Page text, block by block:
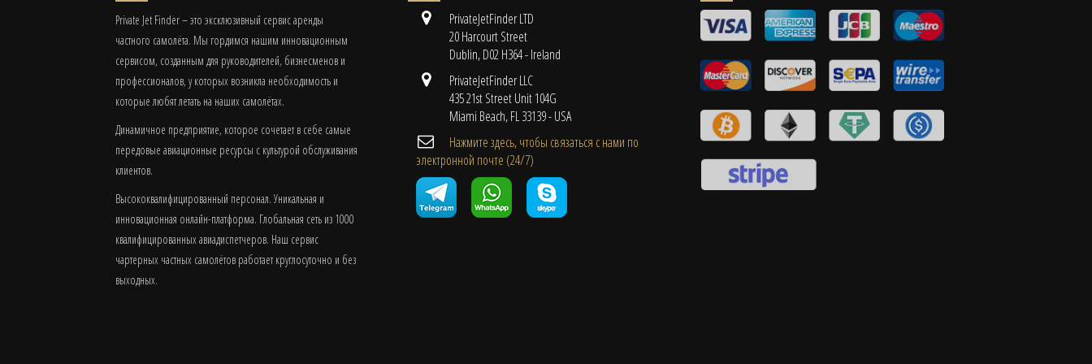
Private Jet Finder – это эксклюзивный сервис аренды
частного самолёта. Мы гордимся нашим инновационным
сервисом, созданным для руководителей, бизнесменов и
профессионалов, у которых возникла необходимость и
которые любят летать на наших самолётах.
Динамичное предприятие, которое сочетает в себе самые
передовые авиационные ресурсы с культурой обслуживания
клиентов.
Высококвалифицированный персонал. Уникальная и
инновационная онлайн-платформа. Глобальная сеть из 1000
квалифицированных авиадиспетчеров. Наш сервис
чартерных частных самолётов работает круглосуточно и без
выходных.
PrivateJetFinder LTD
20 Harcourt Street
Dublin, D02 H364 - Ireland
PrivateJetFinder LLC
435 21st Street Unit 104G
Miami Beach, FL 33139 - USA
Нажмите здесь, чтобы связаться с нами по
электронной почте (24/7)